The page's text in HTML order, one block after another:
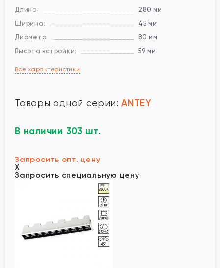
Длина:
280 мм
Ширина:
45 мм
Диаметр:
80 мм
Высота встройки:
59 мм
Все характеристики
Товары одной серии: ANTEY
В наличии 303 шт.
Запросить опт. цену
X
Запросить специальную цену